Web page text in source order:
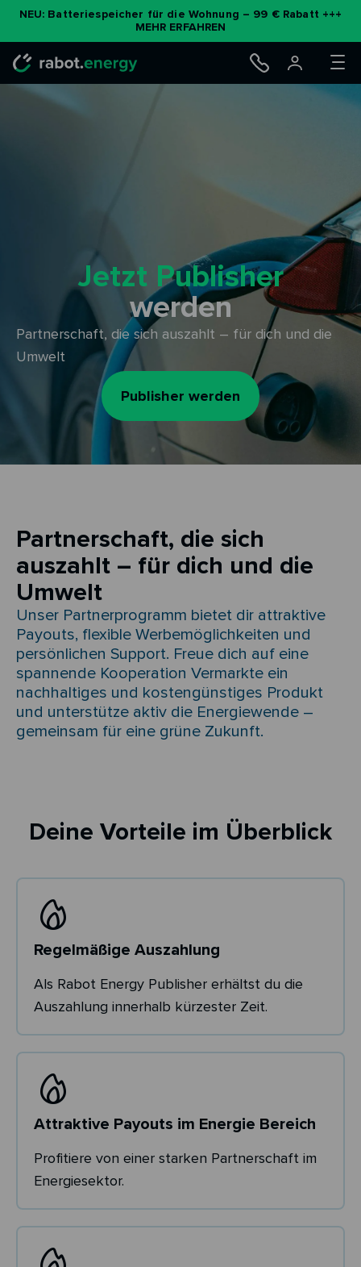
NEU: Batteriespeicher für die Wohnung – 99 € Rabatt +++
MEHR ERFAHREN
Jetzt Publisher
werden
Partnerschaft, die sich auszahlt – für dich und die
Umwelt​
Publisher werden
Partnerschaft, die sich
auszahlt – für dich und die
Umwelt​
Unser Partnerprogramm bietet dir attraktive
Payouts, flexible Werbemöglichkeiten und
persönlichen Support. Freue dich auf eine
spannende Kooperation Vermarkte ein
nachhaltiges und kostengünstiges Produkt
und unterstütze aktiv die Energiewende –
gemeinsam für eine grüne Zukunft.
Deine Vorteile im Überblick
Regelmäßige Auszahlung
Als Rabot Energy Publisher erhältst du die
Auszahlung innerhalb kürzester Zeit.
Attraktive Payouts im Energie Bereich
Profitiere von einer starken Partnerschaft im
Energiesektor.
Zum
Inhalt
springen